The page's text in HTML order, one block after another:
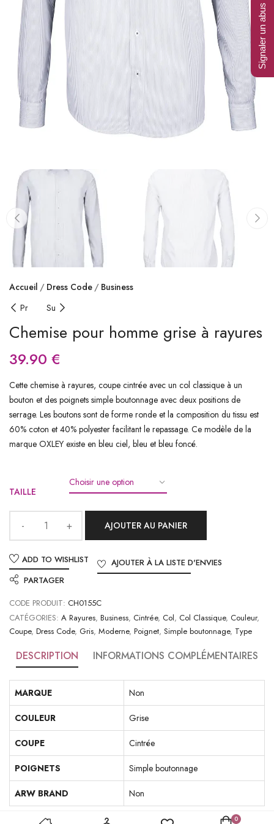
Accueil Dress Code
Business
Pr
Su
Chemise pour homme grise à rayures
39.90 €
Cette chemise à rayures, coupe cintrée avec un col classique à un
bouton et des poignets simple boutonnage avec deux positions de
serrage. Les boutons sont de forme ronde et la composition du tissu est
60% coton et 40% polyester facilitant le repassage. Ce modèle de la
marque OXLEY existe en bleu ciel, bleu et bleu foncé.
TAILLE
AJOUTER AU PANIER
ADD TO WISHLIST
AJOUTER À LA LISTE D'ENVIES
PARTAGER
CODE PRODUIT: CH0155C
CATÉGORIES: A Rayures, Business, Cintrée, Col, Col Classique, Couleur,
Coupe, Dress Code, Gris, Moderne, Poignet, Simple boutonnage, Type
DESCRIPTION INFORMATIONS COMPLÉMENTAIRES
MARQUE Non
COULEUR Grise
COUPE Cintrée
POIGNETS Simple boutonnage
ARW BRAND Non
0
Signaler un abus